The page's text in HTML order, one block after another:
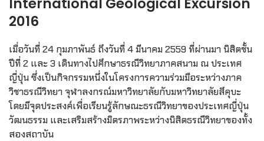
2016
เมื่อวันที่ 24 กุมภาพันธ์ ถึงวันที่ 4 มีนาคม 2559 ที่ผ่านมา นิสิตชั้น
ปีที่ 2 และ 3 เดินทางไปศึกษาธรณีวิทยาภาคสนาม ณ ประเทศ
ญี่ปุ่น ซึ่งเป็นกิจกรรมหนึ่งในโครงการความร่วมมือระหว่างภาค
วิชาธรณีวิทยา จุฬาลงกรณ์มหาวิทยาลัยกับมหาวิทยาลัยสึคุบะ
โดยมีจุดประสงค์เพื่อเรียนรู้ลักษณะธรณีวิทยาของประเทศญี่ปุ่น
วัฒนธรรม และเสริมสร้างมิตรภาพระหว่างนิสิตธรณีวิทยาของทั้ง
สองสถาบัน